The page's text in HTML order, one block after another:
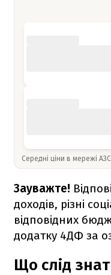
Середні ціни в мережі
Зауважте!
доходів, різні
відповідних
додатку 4ДФ за
Що слід